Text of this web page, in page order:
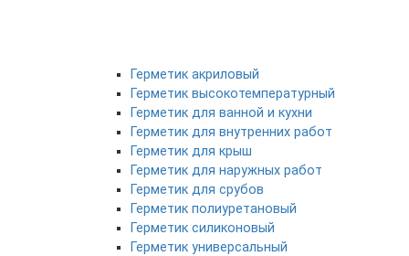
Герметик акриловый
Герметик высокотемпературный
Герметик для ванной и кухни
Герметик для внутренних работ
Герметик для крыш
Герметик для наружных работ
Герметик для срубов
Герметик полиуретановый
Герметик силиконовый
Герметик универсальный